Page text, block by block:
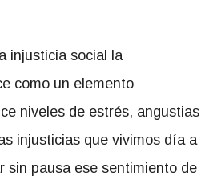
injusticia social la
como un elemento
niveles de estrés, angustias
injusticias que vivimos día a
sin pausa ese sentimiento de